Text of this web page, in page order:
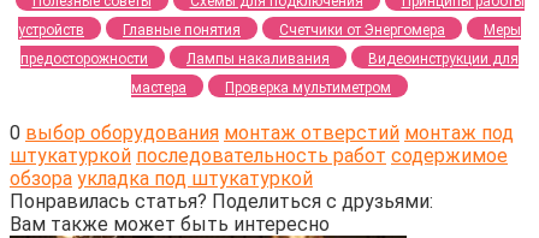
устройств
Главные понятия Счетчики от Энергомера
Меры
предосторожности
Лампы накаливания
Видеоинструкции для
мастера
Проверка мультиметром
0 выбор оборудования монтаж отверстий монтаж под
штукатуркой последовательность работ содержимое
обзора укладка под штукатуркой
Понравилась статья? Поделиться с друзьями:
Вам также может быть интересно